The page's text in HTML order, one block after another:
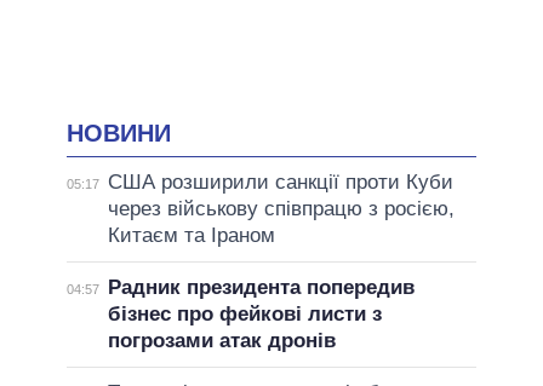
НОВИНИ
05:17
США розширили санкції проти Куби
через військову співпрацю з росією,
Китаєм та Іраном
04:57
Радник президента попередив
бізнес про фейкові листи з
погрозами атак дронів